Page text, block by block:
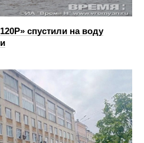
спустили на воду